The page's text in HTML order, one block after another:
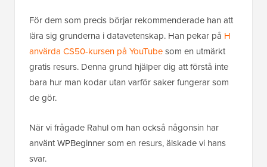
För dem som precis börjar rekommenderade han att
lära sig grunderna i datavetenskap. Han pekar på H
anvärda CS50-kursen på YouTubesom en utmärkt
gratis resurs. Denna grund hjälper dig att förstå inte
bara hur man kodar utan varför saker fungerar som
de gör.
När vi frågade Rahul om han också någonsin har
använt WPBeginner som en resurs, älskade vi hans
svar.